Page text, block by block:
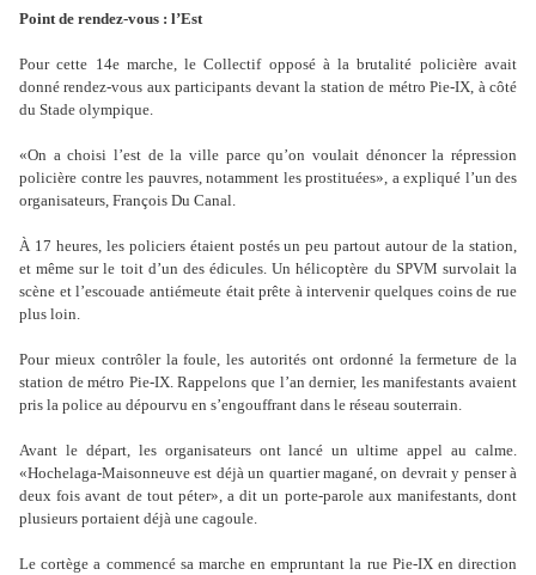
Point de rendez-vous : l’Est
Pour cette 14e marche, le Collectif opposé à la brutalité policière avait
donné rendez-vous aux participants devant la station de métro Pie-IX, à côté
du Stade olympique.
«On a choisi l’est de la ville parce qu’on voulait dénoncer la répression
policière contre les pauvres, notamment les prostituées», a expliqué l’un des
organisateurs, François Du Canal.
À 17 heures, les policiers étaient postés un peu partout autour de la station,
et même sur le toit d’un des édicules. Un hélicoptère du SPVM survolait la
scène et l’escouade antiémeute était prête à intervenir quelques coins de rue
plus loin.
Pour mieux contrôler la foule, les autorités ont ordonné la fermeture de la
station de métro Pie-IX. Rappelons que l’an dernier, les manifestants avaient
pris la police au dépourvu en s’engouffrant dans le réseau souterrain.
Avant le départ, les organisateurs ont lancé un ultime appel au calme.
«Hochelaga-Maisonneuve est déjà un quartier magané, on devrait y penser à
deux fois avant de tout péter», a dit un porte-parole aux manifestants, dont
plusieurs portaient déjà une cagoule.
Le cortège a commencé sa marche en empruntant la rue Pie-IX en direction